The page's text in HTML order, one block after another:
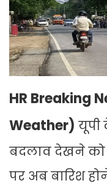
HR Breaking
Weather)
बदलाव देखने को
पर अब बारिश